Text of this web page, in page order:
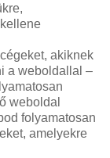
akiknek
a weboldallal –
weboldal
folyamatosan
amelyekre